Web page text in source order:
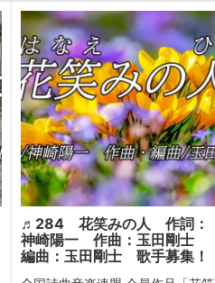
♬284 花笑みの人 作詞：
神崎陽一 作曲：玉田剛士
編曲：玉田剛士 歌手募集！